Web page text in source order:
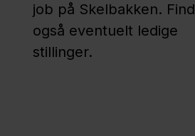
Studerende
Skelbakken
job på Skelbakken. Find
også eventuelt ledige
stillinger.